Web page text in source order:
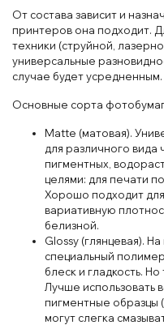
От состава зависит и
принтеров она подходит.
техники (струйной,
универсальные
случае будет усредненным.
Основные сорта
Matte (матовая).
для различного вида
пигментных,
целями: для печати
Хорошо подходит
вариативную
белизной.
Glossy (глянцевая).
специальный
блеск и гладкость.
Лучше использовать
пигментные образцы
могут слегка